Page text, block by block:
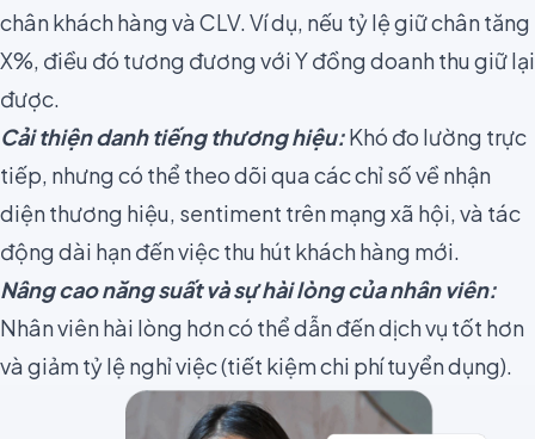
chân khách hàng và CLV. Ví dụ, nếu tỷ lệ giữ chân tăng
X%, điều đó tương đương với Y đồng doanh thu giữ lại
được.
Cải thiện danh tiếng thương hiệu:Khó đo lường trực
tiếp, nhưng có thể theo dõi qua các chỉ số về nhận
diện thương hiệu, sentiment trên mạng xã hội, và tác
động dài hạn đến việc thu hút khách hàng mới.
Nâng cao năng suất và sự hài lòng của nhân viên:
Nhân viên hài lòng hơn có thể dẫn đến dịch vụ tốt hơn
và giảm tỷ lệ nghỉ việc (tiết kiệm chi phí tuyển dụng).